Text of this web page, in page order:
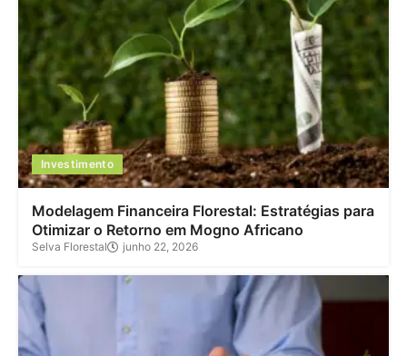
Investimento
Modelagem Financeira Florestal: Estratégias para
Otimizar o Retorno em Mogno Africano
Selva Florestal junho 22, 2026